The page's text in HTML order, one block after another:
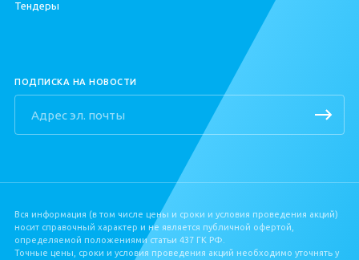
Тендеры
ПОДПИСКА НА НОВОСТИ
Вся информация (в том числе цены и сроки и условия проведения акций)
носит справочный характер и не является публичной офертой,
определяемой положениями статьи 437 ГК РФ.
Точные цены, сроки и условия проведения акций необходимо уточнять у